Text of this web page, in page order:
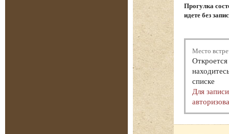
Прогулка
идете без
Место
списке
Для